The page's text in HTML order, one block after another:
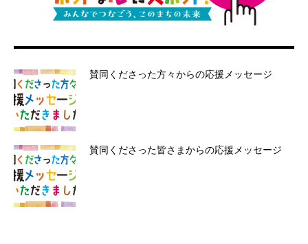
賛同くださった方々からの応援メッセージ
賛同くださった皆さまからの応援メッセージ